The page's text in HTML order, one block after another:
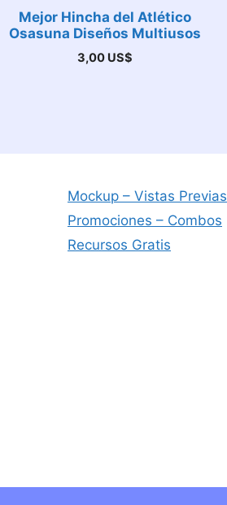
Mejor Hincha del Atlético
Osasuna Diseños Multiusos
3,00 US$
Mockup – Vistas Previas
Promociones – Combos
Recursos Gratis